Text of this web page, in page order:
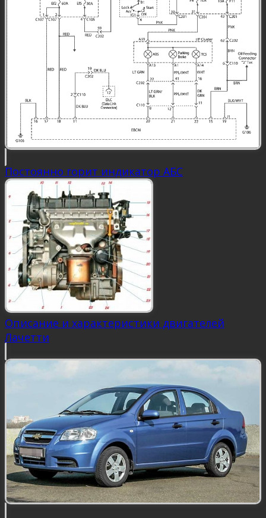
Постоянно горит индикатор АБС
Описание и характеристики двигателей
Лачетти